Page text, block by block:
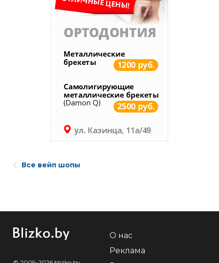
Все вейп шопы
О нас
Реклама